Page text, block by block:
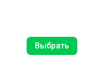
Выбрать